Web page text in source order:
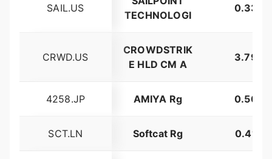
SAIL.US
TECHNOLOGI
0.33%
CRWD.US
CROWDSTRIK
E HLD CM A
3.79%
4258.JP AMIYA Rg 0.50%
SCT.LN Softcat Rg 0.41%